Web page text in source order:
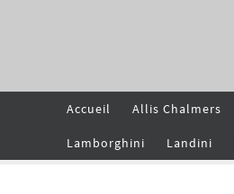
Accueil Allis Chalmers
Lamborghini Landini